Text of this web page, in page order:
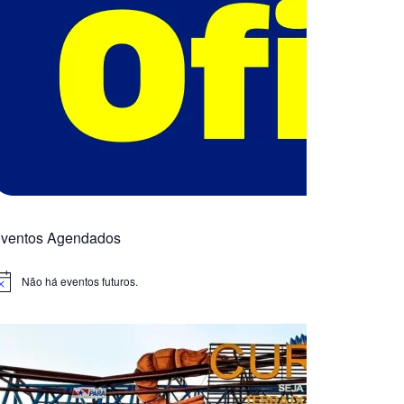
Agendados
Não há eventos futuros.